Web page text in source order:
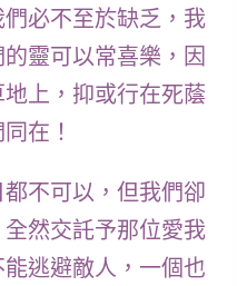
必不至於缺乏，我
靈可以常喜樂，因
上，抑或行在死蔭
在！
不可以，但我們卻
然交託予那位愛我
逃避敵人，一個也